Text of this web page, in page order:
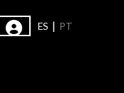
ES | PT